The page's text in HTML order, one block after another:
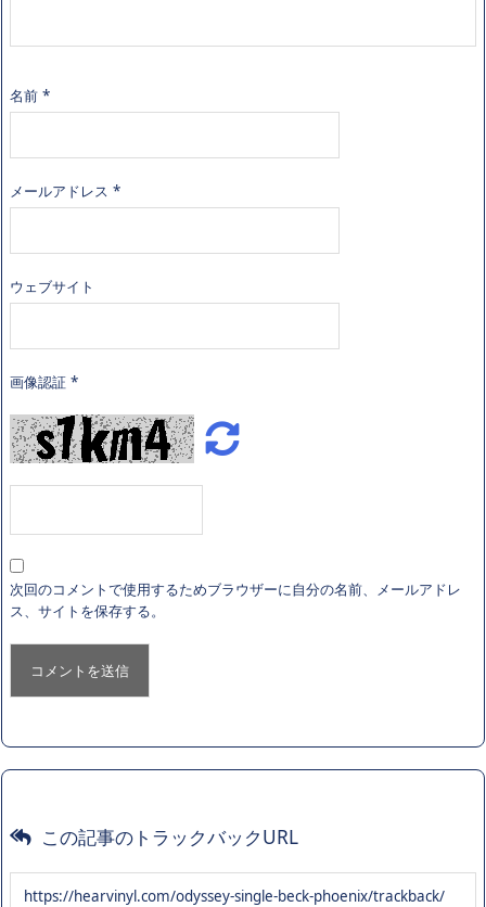
名前 *
メールアドレス *
ウェブサイト
画像認証 *
次回のコメントで使用するためブラウザーに自分の名前、メールアドレ
ス、サイトを保存する。
この記事のトラックバックURL